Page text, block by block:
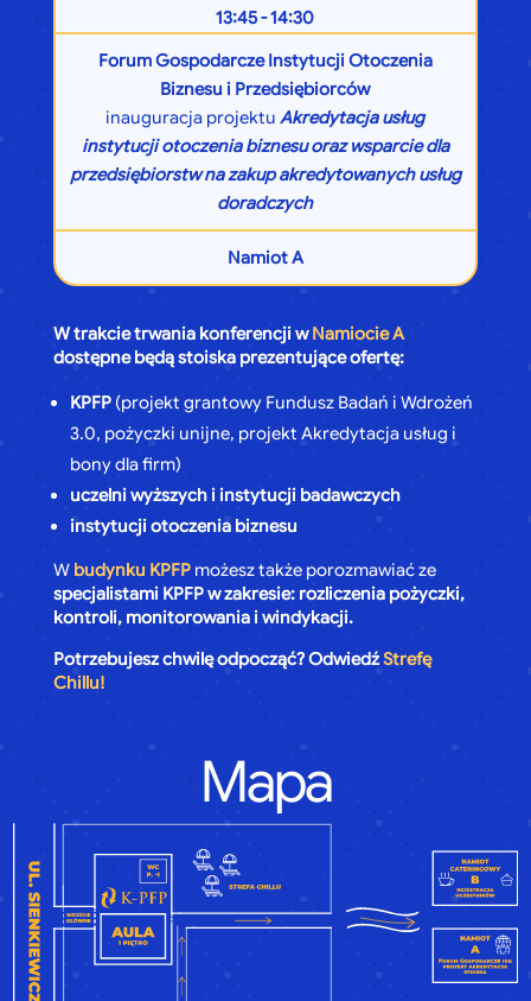
Namiot A
13:45 - 14:30
Forum Gospodarcze Instytucji Otoczenia
Biznesu i Przedsiębiorców
inauguracja projektuAkredytacja usług
instytucji otoczenia biznesu oraz wsparcie dla
przedsiębiorstw na zakup akredytowanych usług
doradczych
W trakcie trwania konferencji w Namiocie A
dostępne będą stoiska prezentujące ofertę:
KPFP (projekt grantowy Fundusz Badań i Wdrożeń
3.0, pożyczki unijne, projekt Akredytacja usług i
bony dla firm)
uczelni wyższych i instytucji badawczych
instytucji otoczenia biznesu
W budynku KPFPmożesz także porozmawiać ze
specjalistami KPFP w zakresie: rozliczenia pożyczki,
kontroli, monitorowania i windykacji.
Potrzebujesz chwilę odpocząć? OdwiedźStrefę
Chillu!
Mapa